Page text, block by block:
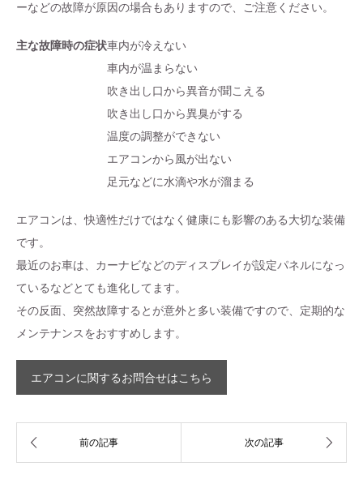
ーなどの故障が原因の場合もありますので、ご注意ください。
主な故障時の症状車内が冷えない
車内が温まらない
吹き出し口から異音が聞こえる
吹き出し口から異臭がする
温度の調整ができない
エアコンから風が出ない
足元などに水滴や水が溜まる
エアコンは、快適性だけではなく健康にも影響のある大切な装備
です。
最近のお車は、カーナビなどのディスプレイが設定パネルになっ
ているなどとても進化してます。
その反面、突然故障するとが意外と多い装備ですので、定期的な
メンテナンスをおすすめします。
エアコンに関するお問合せはこちら